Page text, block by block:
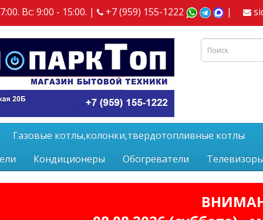
Вс: 9:00 - 15:00. | +7 (959) 155-1222 |
Газовые котлы,колонки,твердотопливные котлы
Кондиционеры Обогреватели Телевизоры